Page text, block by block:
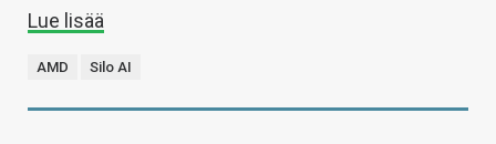
Lue lisää
AMD Silo AI